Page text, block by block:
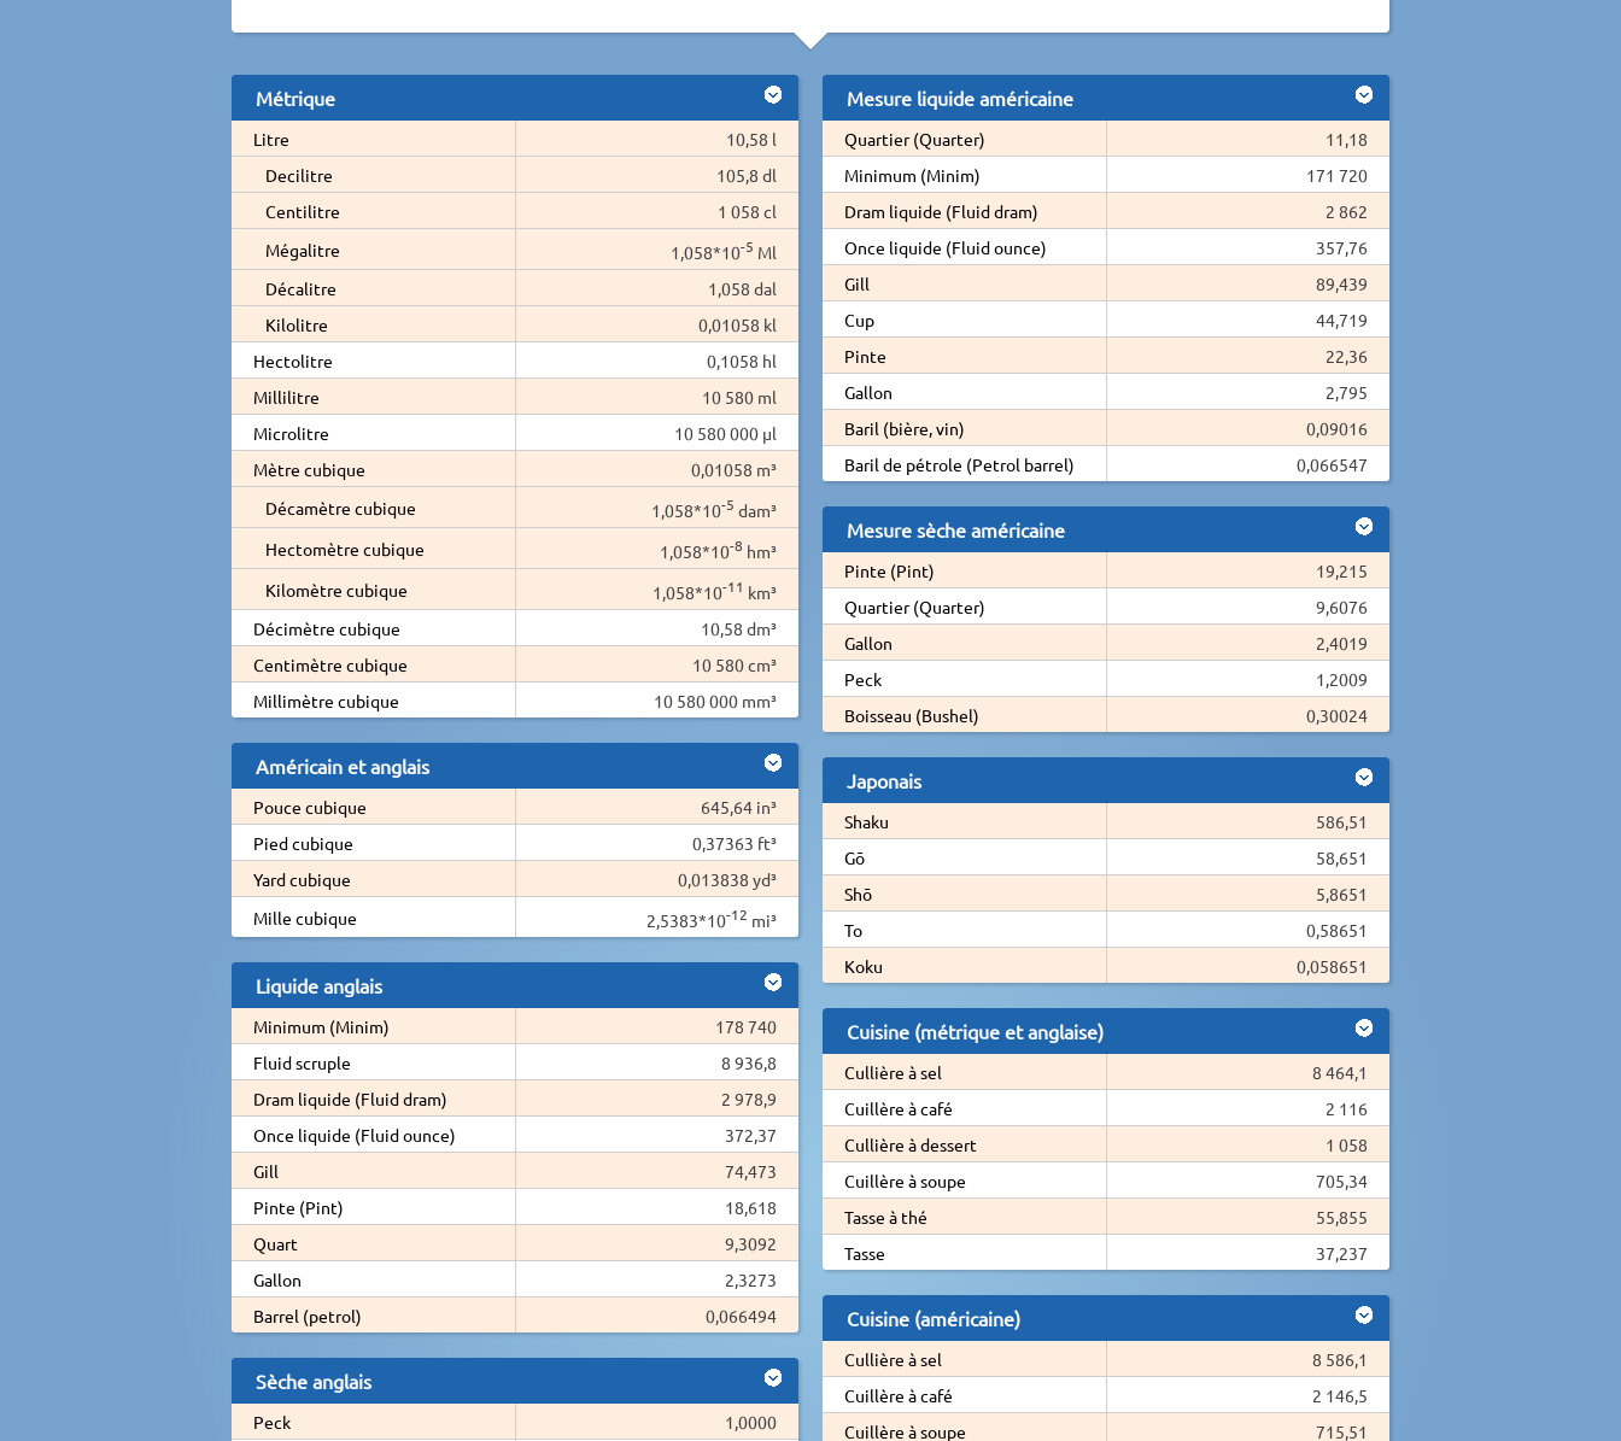
Métrique
Litre
10,58 l
Decilitre
105,8 dl
Centilitre
1 058 cl
Mégalitre
1,058*10-5 Ml
Décalitre
1,058 dal
Kilolitre
0,01058 kl
Hectolitre
0,1058 hl
Millilitre
10 580 ml
Microlitre
10 580 000 µl
Mètre cubique
0,01058 m³
Décamètre cubique
1,058*10-5 dam³
Hectomètre cubique
1,058*10-8 hm³
Kilomètre cubique
1,058*10-11 km³
Décimètre cubique
10,58 dm³
Centimètre cubique
10 580 cm³
Millimètre cubique
10 580 000 mm³
Américain et anglais
Pouce cubique
645,64 in³
Pied cubique
0,37363 ft³
Yard cubique
0,013838 yd³
Mille cubique
2,5383*10-12 mi³
Liquide anglais
Minimum (Minim)
178 740
Fluid scruple
8 936,8
Dram liquide (Fluid dram)
2 978,9
Once liquide (Fluid ounce)
372,37
Gill
74,473
Pinte (Pint)
18,618
Quart
9,3092
Gallon
2,3273
Barrel (petrol)
0,066494
Sèche anglais
Peck
1,0000
Mesure liquide américaine
Quartier (Quarter)
11,18
Minimum (Minim)
171 720
Dram liquide (Fluid dram)
2 862
Once liquide (Fluid ounce)
357,76
Gill
89,439
Cup
44,719
Pinte
22,36
Gallon
2,795
Baril (bière, vin)
0,09016
Baril de pétrole (Petrol barrel)
0,066547
Mesure sèche américaine
Pinte (Pint)
19,215
Quartier (Quarter)
9,6076
Gallon
2,4019
Peck
1,2009
Boisseau (Bushel)
0,30024
Japonais
Shaku
586,51
Gō
58,651
Shō
5,8651
To
0,58651
Koku
0,058651
Cuisine (métrique et anglaise)
Cullière à sel
8 464,1
Cuillère à café
2 116
Cullière à dessert
1 058
Cuillère à soupe
705,34
Tasse à thé
55,855
Tasse
37,237
Cuisine (américaine)
Cullière à sel
8 586,1
Cuillère à café
2 146,5
Cuillère à soupe
715,51